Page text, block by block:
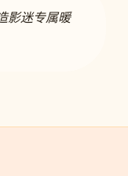
影迷专属暖